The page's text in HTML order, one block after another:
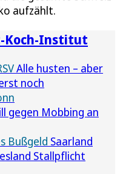
aufzählt.
Koch-Institut
Alle husten – aber
noch
gegen Mobbing an
Bußgeld Saarland
Stallpflicht